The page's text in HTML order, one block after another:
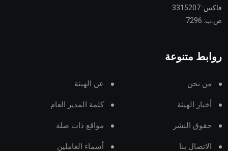
فاكس: 3315207
ص.ب: 7296
روابط متنوعة
من نحن عن الهيئة
أخبار الهيئة كلمة المدير العام
حقوق النشر مواقع ذات صلة
الاتصال بنا أسماء العاملين